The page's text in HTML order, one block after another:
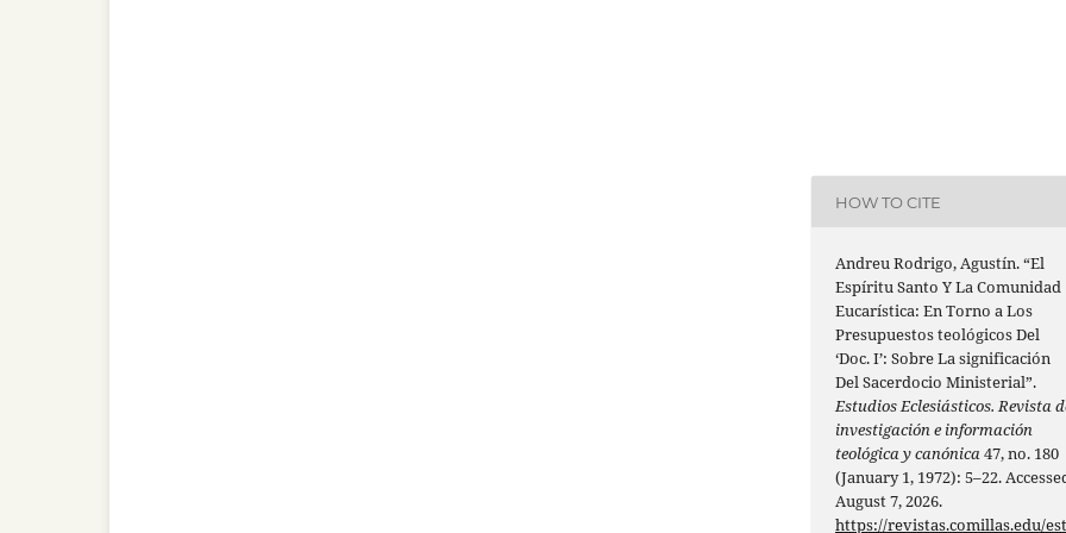
HOW TO CITE
Andreu Rodrigo, Agustín. “El
Espíritu Santo Y La Comunidad
Eucarística: En Torno a Los
Presupuestos teológicos Del
‘Doc. I’: Sobre La significación
Del Sacerdocio Ministerial”.
Estudios Eclesiásticos. Revista
investigación e información
teológica y canónica47, no. 180
(January 1, 1972): 5–22.
August 7, 2026.
https://revistas.comillas.edu/est